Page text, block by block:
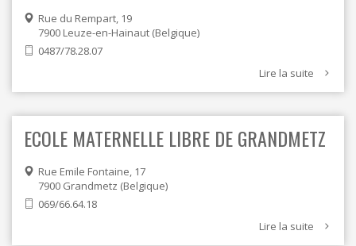
Rue du Rempart, 19
7900 Leuze-en-Hainaut Belgique
0487/78.28.07
Lire la suite
ECOLE MATERNELLE LIBRE DE GRANDMETZ
Rue Emile Fontaine, 17
7900 Grandmetz Belgique
069/66.64.18
Lire la suite